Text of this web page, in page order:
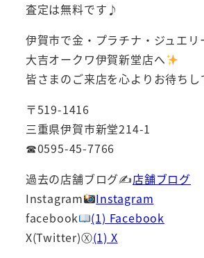
査定は無料です♪
伊賀市で金・プラチナ・ジュエリ
大吉オークワ伊賀新堂店へ
皆さまのご来店を心よりお待ちし
〒519-1416
三重県伊賀市新堂214-1
☎0595-45-7766
過去の店舗ブログ✍店舗ブログ
Instagram
Instagram
facebook
(1) Facebook
X(Twitter)Ⓧ(1) X